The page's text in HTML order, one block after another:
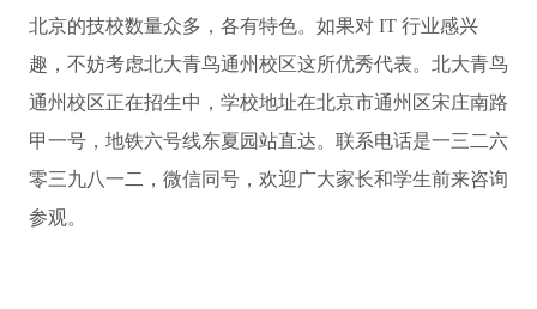
北京的技校数量众多，各有特色。如果对 IT 行业感兴
趣，不妨考虑北大青鸟通州校区这所优秀代表。北大青鸟
通州校区正在招生中，学校地址在北京市通州区宋庄南路
甲一号，地铁六号线东夏园站直达。联系电话是一三二六
零三九八一二，微信同号，欢迎广大家长和学生前来咨询
参观。